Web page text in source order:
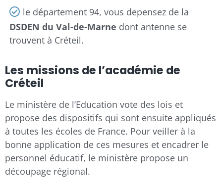
le département 94, vous depensez de la
DSDEN du Val-de-Marne dont antenne se
trouvent à Créteil.
Les missions de l’académie de
Créteil
Le ministère de l’Education vote des lois et
propose des dispositifs qui sont ensuite appliqués
à toutes les écoles de France. Pour veiller à la
bonne application de ces mesures et encadrer le
personnel éducatif, le ministère propose un
découpage régional.